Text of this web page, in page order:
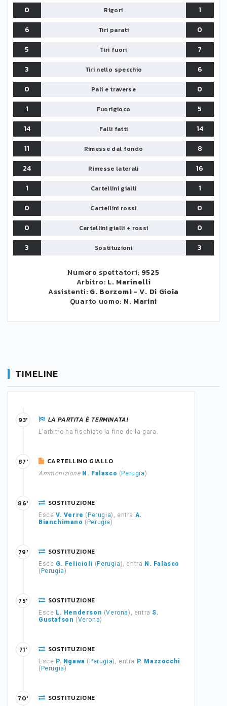
0 Rigori
1
6
Tiri parati
0
5
Tiri fuori
7
3
Tiri nello specchio
6
0
Pali e traverse
0
1
Fuorigioco
5
14
Falli fatti
14
11
Rimesse dal fondo
8
24
Rimesse laterali
16
1
Cartellini gialli
1
0
Cartellini rossi
0
0
Cartellini gialli + rossi
0
3
Sostituzioni 3
Numero spettatori: 9525
Arbitro: L. Marinelli
Assistenti: G. Borzomì -V. Di Gioia
Quarto uomo: N. Marini
TIMELINE
LA PARTITA È TERMINATA!
L'arbitro ha fischiato la fine della gara.
93'
CARTELLINO GIALLO
Ammonizione N. Falasco ( Perugia)
87'
SOSTITUZIONE
Esce V. Verre ( Perugia), entra A.
Bianchimano ( Perugia)
86'
SOSTITUZIONE
Esce G. Felicioli ( Perugia), entra N. Falasco
( Perugia)
79'
SOSTITUZIONE
Esce L. Henderson (Verona), entra S.
Gustafson (Verona)
75'
SOSTITUZIONE
Esce P. Ngawa ( Perugia), entra
P. Mazzocchi
( Perugia)
71'
SOSTITUZIONE
70'